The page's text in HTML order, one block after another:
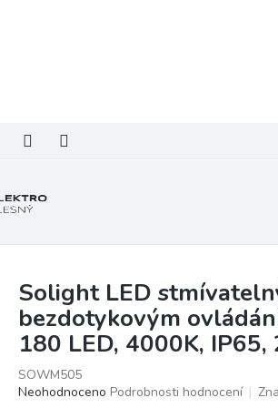
Solight LED
bezdotykovým
180 LED, 4000K, IP65,
SOWM505
Průměrné
Neohodnoceno Podrobnosti hodnocení